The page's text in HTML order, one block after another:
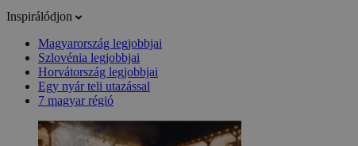
Inspirálódjon
Magyarország legjobbjai
Szlovénia legjobbjai
Horvátország legjobbjai
Egy nyár teli utazással
7 magyar régió